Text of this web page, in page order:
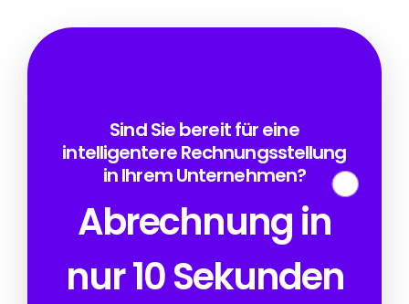
Sind Sie bereit für eine
intelligentere Rechnungsstellung
in Ihrem Unternehmen?
Abrechnung in
nur 10 Sekunden